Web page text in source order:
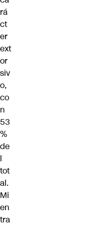
rá
ct
er
ext
or
siv
o,
co
n
53
%
de
l
tot
al.
Mi
en
tra